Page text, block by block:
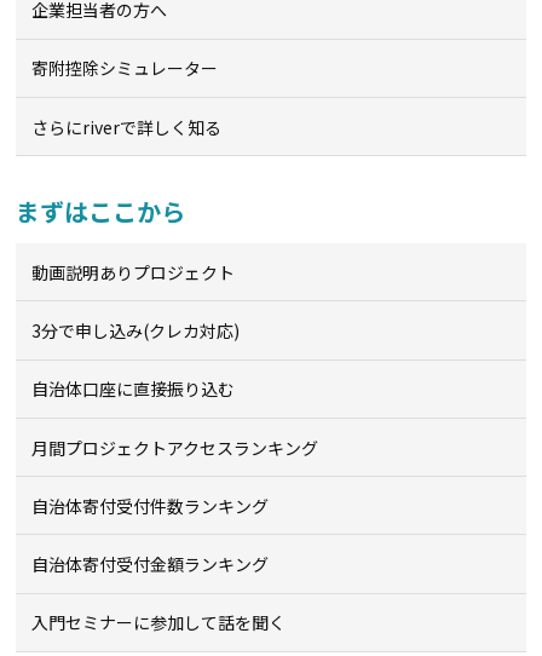
企業担当者の方へ
寄附控除シミュレーター
さらにriverで詳しく知る
まずはここから
動画説明ありプロジェクト
3分で申し込み(クレカ対応)
自治体口座に直接振り込む
月間プロジェクトアクセスランキング
自治体寄付受付件数ランキング
自治体寄付受付金額ランキング
入門セミナーに参加して話を聞く